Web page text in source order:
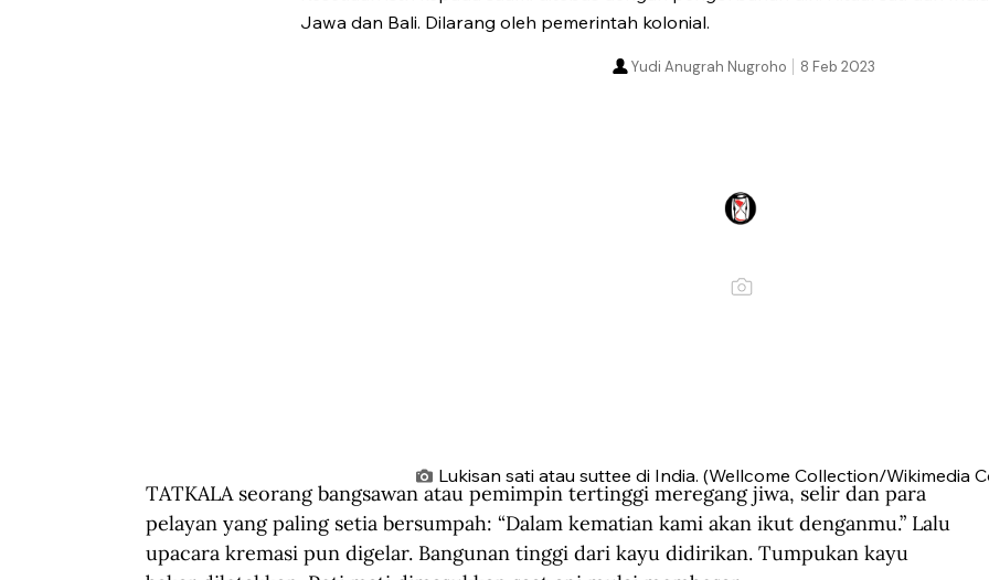
Jawa dan Bali. Dilarang oleh pemerintah kolonial.
8 Feb 2023
Yudi Anugrah Nugroho
Lukisan sati atau suttee di India. (Wellcome Collection/Wikimedia
TATKALA seorang bangsawan atau pemimpin tertinggi meregang jiwa, selir dan para
pelayan yang paling setia bersumpah: “Dalam kematian kami akan ikut denganmu.” Lalu
upacara kremasi pun digelar. Bangunan tinggi dari kayu didirikan. Tumpukan kayu